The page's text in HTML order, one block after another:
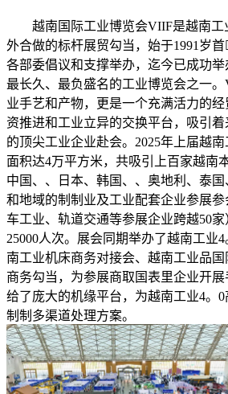
越南国际工业博览会VIIF是越南工
外合做的标杆展贸勾当，始于1991岁
各部委倡议和支撑举办，迄今已成功
最长久、最负盛名的工业博览会之一
业手艺和产物，更是一个充满活力的
资推进和工业立异的交换平台，吸引
的顶尖工业企业赴会。2025年上届越
面积达4万平方米，共吸引上百家越南
中国、、日本、韩国、、奥地利、泰
和地域的制制业及工业配套企业参展
车工业、轨道交通等参展企业跨越50
25000人次。展会同期举办了越南工业
南工业机床商务对接会、越南工业品
商务勾当，为参展商取国表里企业开
给了庞大的机缘平台，为越南工业4。
制制多渠道处理方案。